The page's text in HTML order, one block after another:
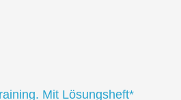
Mit Lösungsheft*